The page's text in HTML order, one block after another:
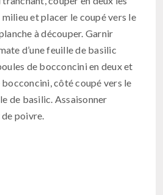
et placer le coupé vers le
à découper. Garnir
d’une feuille de basilic
de bocconcini en deux et
côté coupé vers le
de basilic. Assaisonner
poivre.